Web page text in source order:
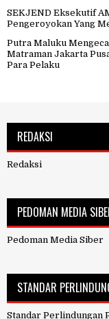
SEKJEND Eksekutif
Pengeroyokan Yang
Putra Maluku
Matraman Jakarta
Para Pelaku
REDAKSI
Redaksi
PEDOMAN MEDIA
Pedoman Media Siber
STANDAR
Standar Perlindungan